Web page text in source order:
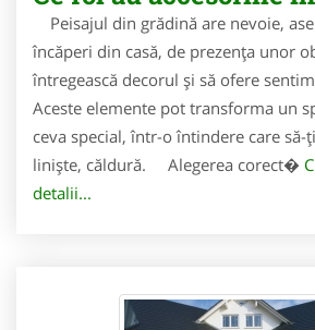
Peisajul din grădină are nevoie,
încăperi din casă, de prezența unor
întregească decorul și să ofere
Aceste elemente pot transforma un
ceva special, într-o întindere care să-
liniște, căldură. Alegerea corect�
detalii...